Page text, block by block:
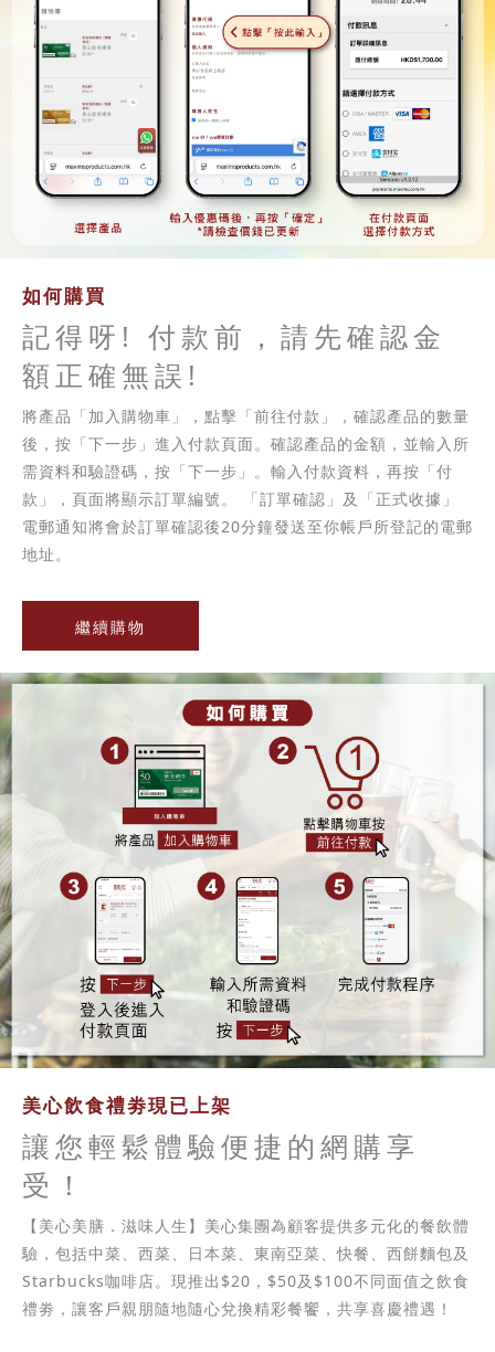
如何購買
記得呀! 付款前，請先確認金
額正確無誤!
將產品「加入購物車」，點擊「前往付款」，確認產品的數量
後，按「下一步」進入付款頁面。確認產品的金額，並輸入所
需資料和驗證碼，按「下一步」。輸入付款資料，再按「付
款」，頁面將顯示訂單編號。 「訂單確認」及「正式收據」
電郵通知將會於訂單確認後20分鐘發送至你帳戶所登記的電郵
地址。
繼續購物
美心飲食禮劵現已上架
讓您輕鬆體驗便捷的網購享
受！
【美心美膳．滋味人生】美心集團為顧客提供多元化的餐飲體
驗，包括中菜、西菜、日本菜、東南亞菜、快餐、西餅麵包及
Starbucks咖啡店。現推出$20，$50及$100不同面值之飲食
禮劵，讓客戶親朋隨地隨心兌換精彩餐饗，共享喜慶禮遇！